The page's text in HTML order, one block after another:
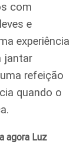
com
e
experiência
jantar
refeição
quando o
agora Luz